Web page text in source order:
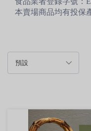
本賣場商品均有投保